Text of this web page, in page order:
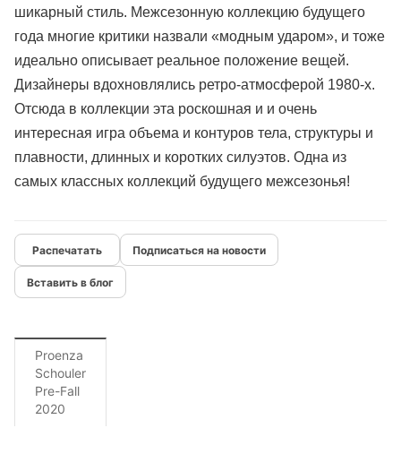
шикарный стиль. Межсезонную коллекцию будущего
года многие критики назвали «модным ударом», и тоже
идеально описывает реальное положение вещей.
Дизайнеры вдохновлялись ретро-атмосферой 1980-х.
Отсюда в коллекции эта роскошная и и очень
интересная игра объема и контуров тела, структуры и
плавности, длинных и коротких силуэтов. Одна из
самых классных коллекций будущего межсезонья!
Подписаться на новости
Вставить в блог
Proenza
Schouler
Pre-Fall
2020